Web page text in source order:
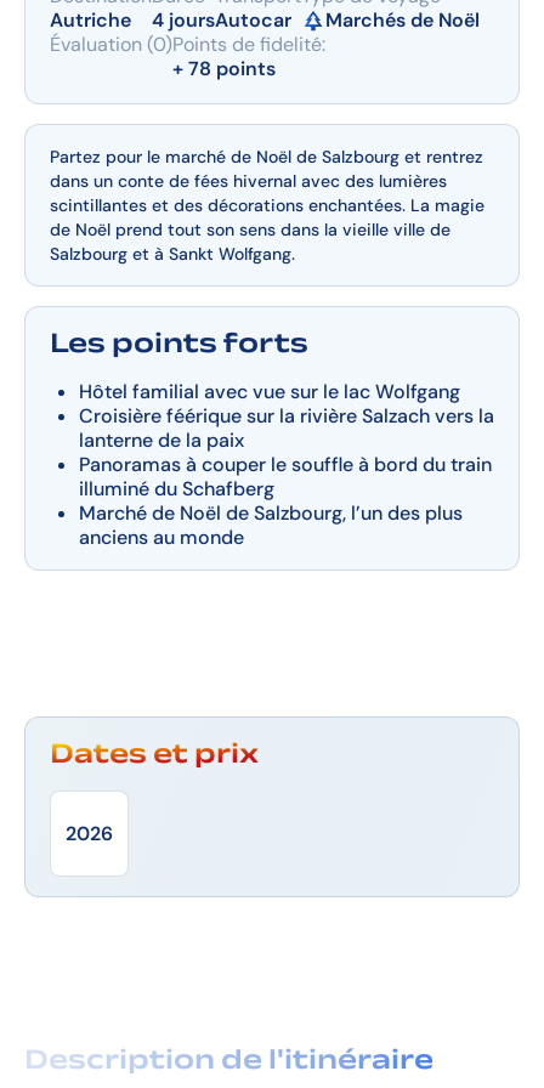
Autriche
4 joursAutocar
Marchés de Noël
Évaluation (0)Points de fidelité:
+ 78 points
Partez pour le marché de Noël de Salzbourg et rentrez
dans un conte de fées hivernal avec des lumières
scintillantes et des décorations enchantées. La magie
de Noël prend tout son sens dans la vieille ville de
Salzbourg et à Sankt Wolfgang.
Les points forts
Hôtel familial avec vue sur le lac Wolfgang
Croisière féérique sur la rivière Salzach vers la
lanterne de la paix
Panoramas à couper le souffle à bord du train
illuminé du Schafberg
Marché de Noël de Salzbourg, l’un des plus
anciens au monde
Dates et prix
2026
Description de l'itinéraire